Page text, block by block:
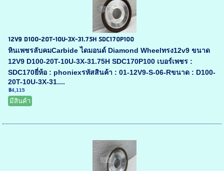
12V9 D100-20T-10U-3X-31.75H SDC170P100
หินเพชรลับคมCarbide ไดมอนด์ Diamond Wheelทรง12v9 ขนาด
12V9 D100-20T-10U-3X-31.75H SDC170P100 เบอร์เพชร :
SDC170ยี่ห้อ : phoniexรหัสสินค้า : 01-12V9-S-06-Rขนาด : D100-
20T-10U-3X-31....
฿4,115
มีสินค้า